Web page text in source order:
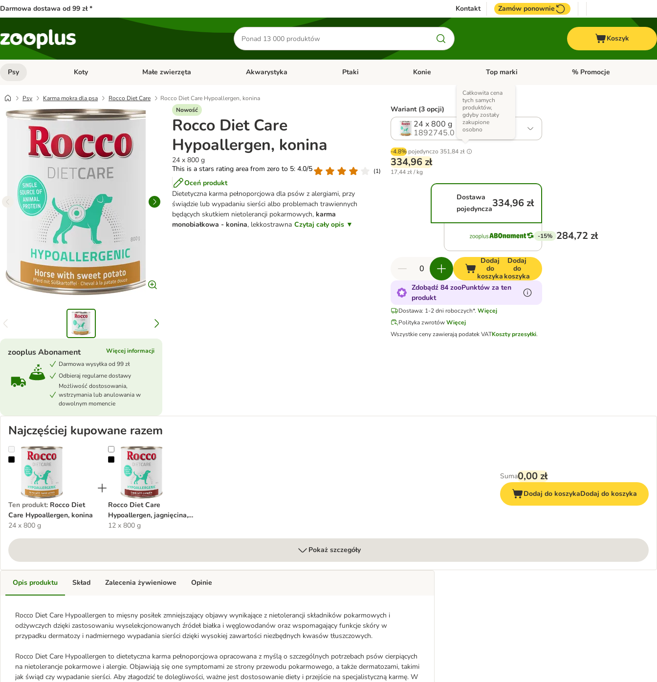
Darmowa dostawa od 99 zł * Kontakt Zamów ponownie
Szukaj
produktów
Koszyk
Psy Otwórz menu kategorii: Psy
Koty Otwórz menu kategorii: Koty
Małe zwierzęta Otwórz menu kategorii: Małe zwierzęta
Akwarystyka Otwórz menu kategorii: Akwarystyka
Ptaki Otwórz menu kategorii: Ptaki
Konie Otwórz menu kategorii: Konie
Top marki Otwórz menu kategorii: Top
% Promocje
Psy Karma mokra dla psa Rocco Diet Care
Rocco Diet Care Hypoallergen, konina
Nowość
Rocco Diet Care
Hypoallergen, konina
24 x 800 g
This is a stars rating area from zero to 5: 4.0/5
(1)
Oceń produkt
Dietetyczna karma pełnoporcjowa dla psów z alergiami, przy
świądzie lub wypadaniu sierści albo problemach trawiennych
będących skutkiem nietolerancji pokarmowych, karma
monobiałkowa - konina, lekkostrawna Czytaj cały opis ▼
zooplus Abonament
Więcej informacji
Darmowa wysyłka od 99 zł
Odbieraj regularne dostawy
Możliwość dostosowania,
wstrzymania lub anulowania w
dowolnym momencie
Wariant (3 opcji)
24 x 800 g
1892745.0
-4.8% pojedynczo 351,84 zł
Całkowita cena
tych samych
produktów,
gdyby zostały
zakupione
osobno
334,96 zł
17,44 zł / kg
Dostawa
pojedyncza334,96 zł
-15% 284,72 zł
Dodaj
do
koszyka
Dodaj
do
koszyka
Zdobądź 84 zooPunktów za ten
produkt
Dostawa: 1-2 dni roboczych*. Więcej
Polityka zwrotówWięcej
Wszystkie ceny zawierają podatek VATKoszty przesyłki.
Najczęściej kupowane razem
Rocco Diet Care Hypoallergen, konina
Ten produkt: Rocco Diet
Care Hypoallergen, konina
24 x 800 g
Rocco Diet Care Hypoallergen, jagnięcina, 800 g
Rocco Diet Care
Hypoallergen, jagnięcina,
800 g
12 x 800 g
Suma0,00 zł
Dodaj do koszykaDodaj do koszyka
Pokaż szczegóły
Opis produktu
Rocco Diet Care Hypoallergen to mięsny posiłek zmniejszający objawy wynikające z nietolerancji składników pokarmowych i
odżywczych dzięki zastosowaniu wyselekcjonowanych źródeł białka i węglowodanów oraz wspomagający funkcje skóry w
przypadku dermatozy i nadmiernego wypadania sierści dzięki wysokiej zawartości niezbędnych kwasów tłuszczowych.
Rocco Diet Care Hypoallergen to dietetyczna karma pełnoporcjowa opracowana z myślą o szczególnych potrzebach psów cierpiących
na nietolerancje pokarmowe i alergie. Objawiają się one symptomami ze strony przewodu pokarmowego, a także dermatozami, takimi
jak świąd czy wypadanie sierści. Aby złagodzić te dolegliwości, ważne jest dostosowanie diety i przejście na specjalistyczną karmę. W
Skład Zalecenia żywieniowe Opinie